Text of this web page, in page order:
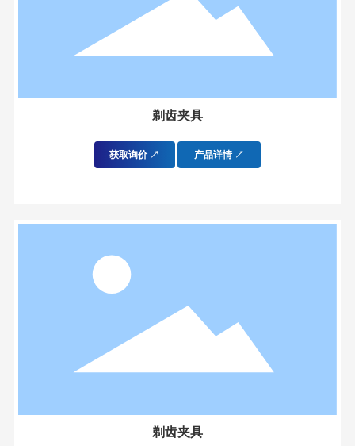
剃齿夹具
获取询价 ↗ 产品详情 ↗
剃齿夹具